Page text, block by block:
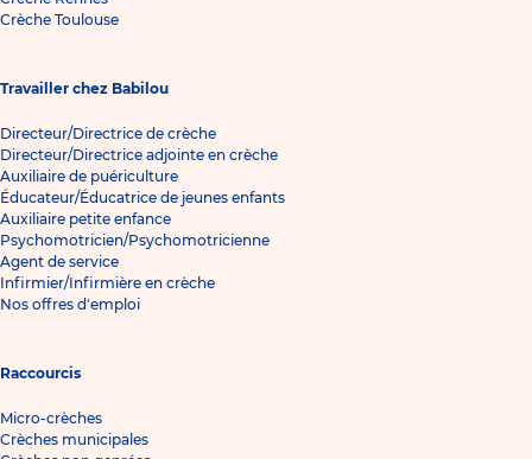
Crèche Toulouse
Travailler chez Babilou
Directeur/Directrice de crèche
Directeur/Directrice adjointe en crèche
Auxiliaire de puériculture
Éducateur/Éducatrice de jeunes enfants
Auxiliaire petite enfance
Psychomotricien/Psychomotricienne
Agent de service
Infirmier/Infirmière en crèche
Nos offres d'emploi
Raccourcis
Micro-crèches
Crèches municipales